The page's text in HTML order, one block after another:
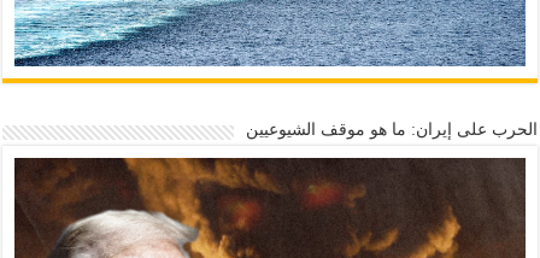
الحرب على إيران: ما هو موقف الشيوعيين